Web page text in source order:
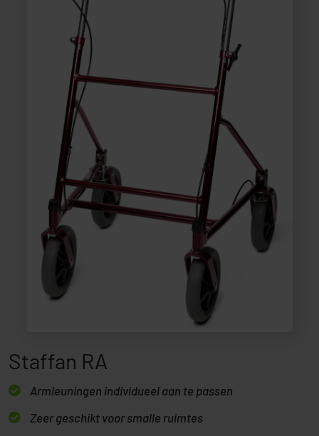
Staffan RA
Armleuningen individueel aan te passen
Zeer geschikt voor smalle ruimtes